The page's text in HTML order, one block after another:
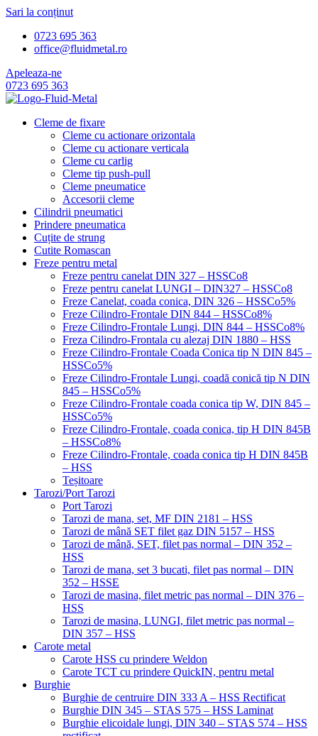
Sari la conținut
0723 695 363
office@fluidmetal.ro
Apeleaza-ne
0723 695 363
Cleme de fixare
Cleme cu actionare orizontala
Cleme cu actionare verticala
Cleme cu carlig
Cleme tip push-pull
Cleme pneumatice
Accesorii cleme
Cilindrii pneumatici
Prindere pneumatica
Cuțite de strung
Cutite Romascan
Freze pentru metal
Freze pentru canelat DIN 327 – HSSCo8
Freze pentru canelat LUNGI – DIN327 – HSSCo8
Freze Canelat, coada conica, DIN 326 – HSSCo5%
Freze Cilindro-Frontale DIN 844 – HSSCo8%
Freze Cilindro-Frontale Lungi, DIN 844 – HSSCo8%
Freza Cilindro-Frontala cu alezaj DIN 1880 – HSS
Freze Cilindro-Frontale Coada Conica tip N DIN 845 –
HSSCo5%
Freze Cilindro-Frontale Lungi, coadă conică tip N DIN
845 – HSSCo5%
Freze Cilindro-Frontale coada conica tip W, DIN 845 –
HSSCo5%
Freze Cilindro-Frontale, coada conica, tip H DIN 845B
– HSSCo8%
Freze Cilindro-Frontale, coada conica tip H DIN 845B
– HSS
Teșitoare
Tarozi/Port Tarozi
Port Tarozi
Tarozi de mana, set, MF DIN 2181 – HSS
Tarozi de mână SET filet gaz DIN 5157 – HSS
Tarozi de mână, SET, filet pas normal – DIN 352 –
HSS
Tarozi de mana, set 3 bucati, filet pas normal – DIN
352 – HSSE
Tarozi de masina, filet metric pas normal – DIN 376 –
HSS
Tarozi de masina, LUNGI, filet metric pas normal –
DIN 357 – HSS
Carote metal
Carote HSS cu prindere Weldon
Carote TCT cu prindere QuickIN, pentru metal
Burghie
Burghie de centruire DIN 333 A – HSS Rectificat
Burghie DIN 345 – STAS 575 – HSS Laminat
Burghie elicoidale lungi, DIN 340 – STAS 574 – HSS